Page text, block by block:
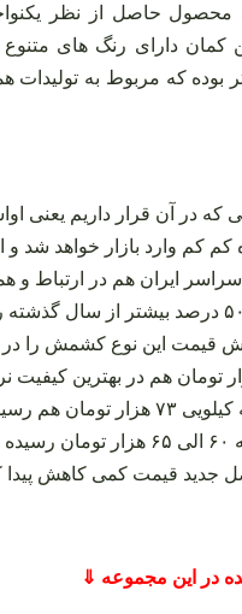
محصول حاصل از نظر
کمان دارای رنگ های
بوده که مربوط به تولیدات
و زمانی که در آن قرار داریم
کم وارد بازار خواهد شد و
سراسر ایران هم در ارتباط و
افزایش تولید تقریباً ۵۰ درصد بیشتر از
قیمت این نوع کشمش را
که تا ۸۰ هزار تومان هم در بهترین
در مرداد این سال به کیلویی ۷۳
برای تولیدات ملایر به ۶۰ الی ۶۵
جدید قیمت کمی کاهش پیدا
در این مجموعه ⇓